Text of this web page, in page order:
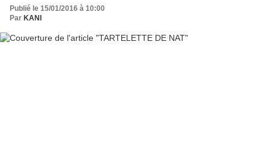
Publié le 15/01/2016 à 10:00
Par KANI